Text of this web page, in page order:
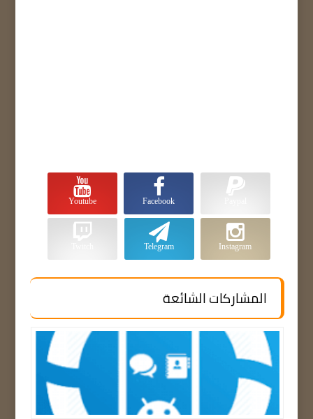
Facebook
Youtube
Instagram
Telegram
المشاركات الشائعة